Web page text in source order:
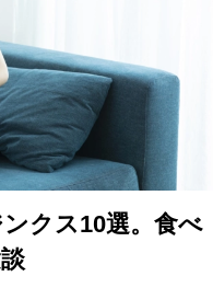
クス10選。食べ